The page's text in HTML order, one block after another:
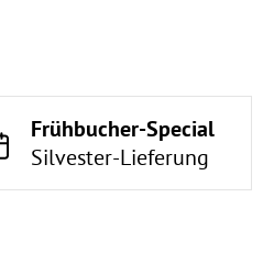
Frühbucher-Special
Silvester-Lieferung